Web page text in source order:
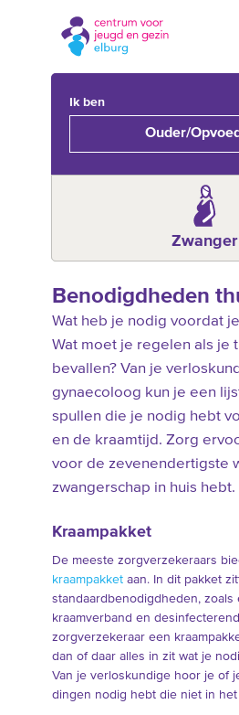
Ik ben
Ouder/
Zwanger
Benodigdheden
Wat heb je nodig voordat
Wat moet je regelen als je
bevallen? Van je
gynaecoloog kun je een
spullen die je nodig hebt
en de kraamtijd. Zorg
voor de zevenendertigste
zwangerschap in huis hebt.
Kraampakket
De meeste zorgverzekeraars
kraampakketaan. In dit pakket
standaardbenodigdheden, zoals
kraamverband en
zorgverzekeraar een
dan of daar alles in zit wat je
Van je verloskundige hoor je of
dingen nodig hebt die niet in het